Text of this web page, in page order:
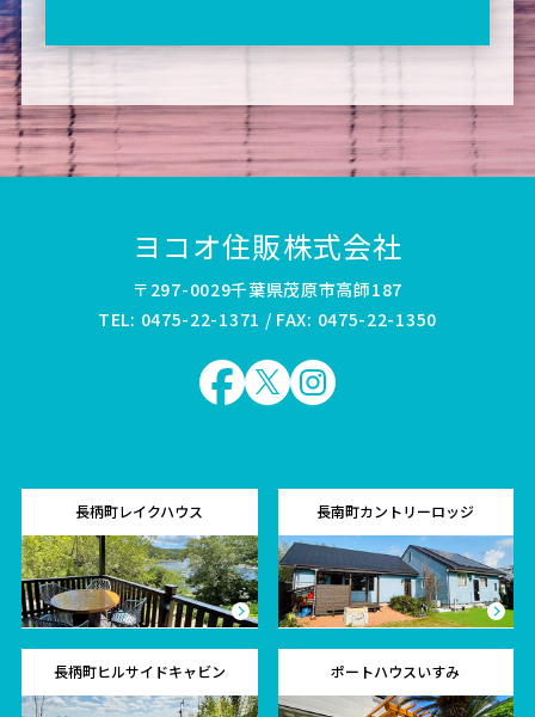
ヨコオ住販株式会社
〒297-0029千葉県茂原市高師187
TEL: 0475-22-1371 / FAX: 0475-22-1350
長柄町レイクハウス 長南町カントリーロッジ
長柄町ヒルサイドキャビン ポートハウスいすみ